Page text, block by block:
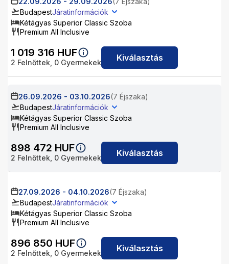
BudapestJáratinformációk
Kétágyas Superior Classic Szoba
Premium All Inclusive
1 019 316 HUF
2 Felnőttek, 0 Gyermekek Kiválasztás
26.09.2026 - 03.10.2026(7 Éjszaka)
BudapestJáratinformációk
Kétágyas Superior Classic Szoba
Premium All Inclusive
898 472 HUF
2 Felnőttek, 0 Gyermekek Kiválasztás
27.09.2026 - 04.10.2026(7 Éjszaka)
BudapestJáratinformációk
Kétágyas Superior Classic Szoba
Premium All Inclusive
896 850 HUF
2 Felnőttek, 0 Gyermekek Kiválasztás